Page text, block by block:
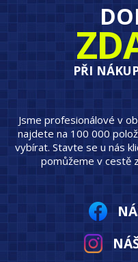
PŘI
Jsme profesionálové v
najdete na 100 000
vybírat. Stavte se u nás
pomůžeme v cestě